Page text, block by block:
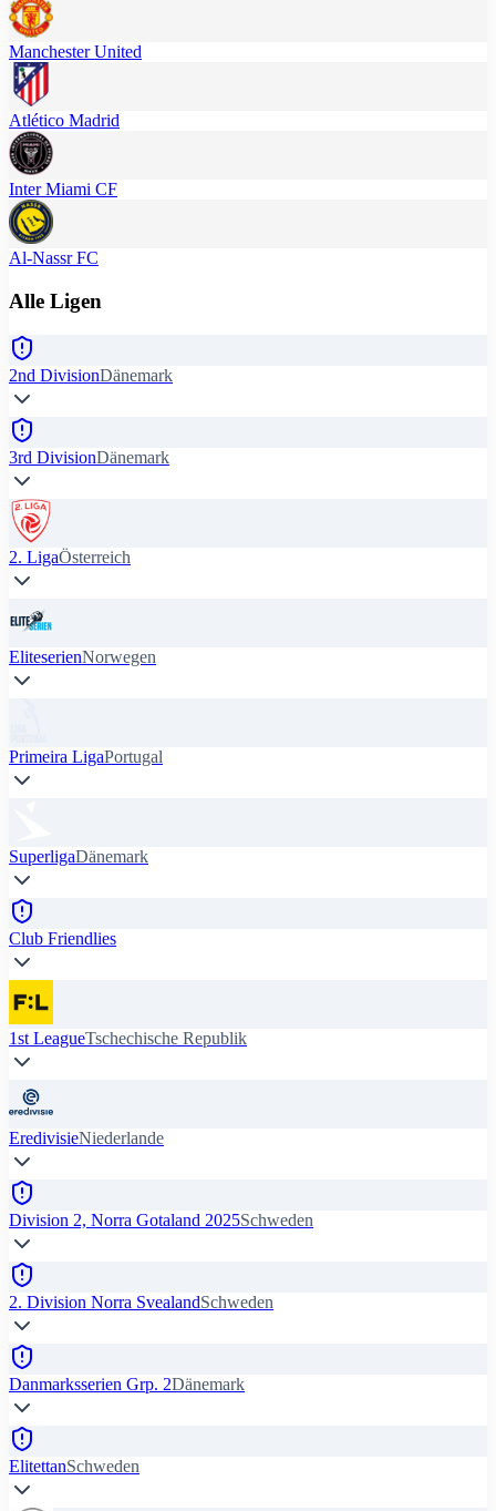
Manchester United
Atlético Madrid
Inter Miami CF
Al-Nassr FC
Alle Ligen
2nd DivisionDänemark
3rd DivisionDänemark
2. LigaÖsterreich
EliteserienNorwegen
Primeira LigaPortugal
SuperligaDänemark
Club Friendlies
1st LeagueTschechische Republik
EredivisieNiederlande
Division 2, Norra Gotaland 2025Schweden
2. Division Norra SvealandSchweden
Danmarksserien Grp. 2Dänemark
ElitettanSchweden